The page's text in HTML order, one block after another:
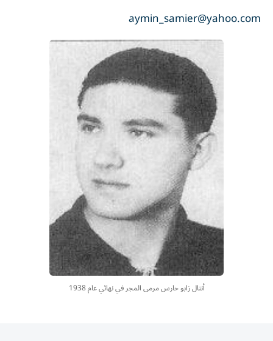
aymin_samier@yahoo.com
أنتال زابو حارس مرمى المجر في نهائي عام 1938